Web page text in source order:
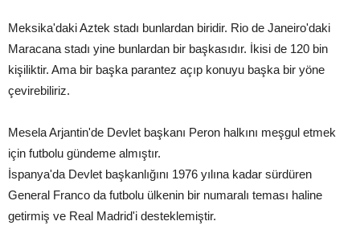
Meksika'daki Aztek stadı bunlardan biridir. Rio de Janeiro'daki
Maracana stadı yine bunlardan bir başkasıdır. İkisi de 120 bin
kişiliktir. Ama bir başka parantez açıp konuyu başka bir yöne
çevirebiliriz.
Mesela Arjantin'de Devlet başkanı Peron halkını meşgul etmek
için futbolu gündeme almıştır.
İspanya'da Devlet başkanlığını 1976 yılına kadar sürdüren
General Franco da futbolu ülkenin bir numaralı teması haline
getirmiş ve Real Madrid'i desteklemiştir.